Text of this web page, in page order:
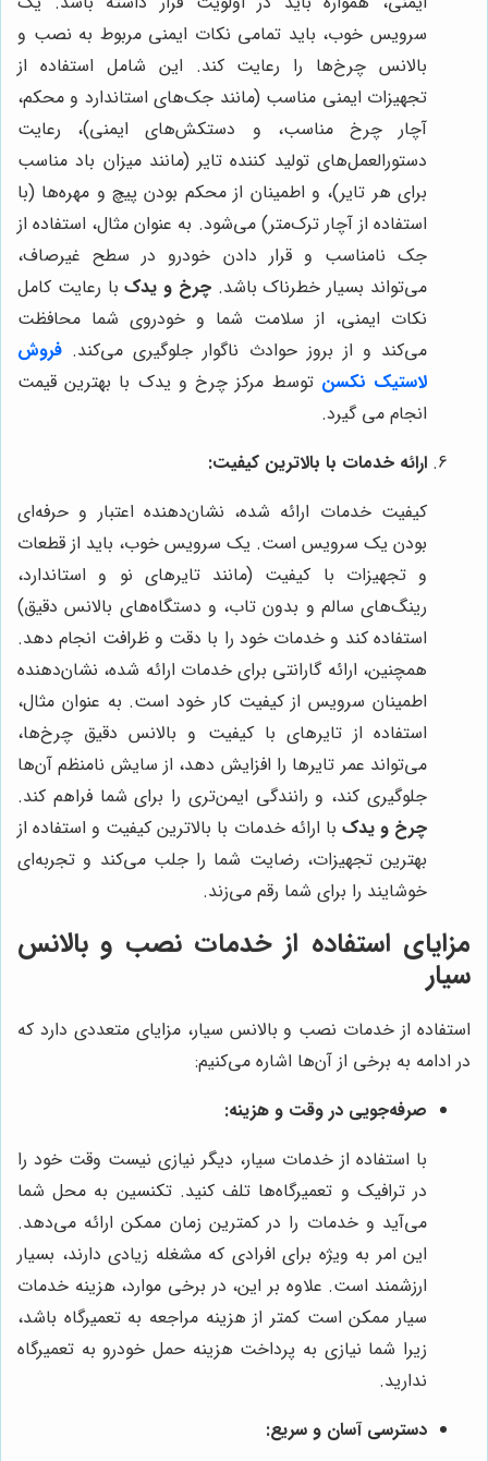
سرویس خوب، باید تمامی نکات ایمنی مربوط به نصب و
بالانس چرخ‌ها را رعایت کند. این شامل استفاده از
تجهیزات ایمنی مناسب (مانند جک‌های استاندارد و محکم،
آچار چرخ مناسب، و دستکش‌های ایمنی)، رعایت
دستورالعمل‌های تولید کننده تایر (مانند میزان باد مناسب
برای هر تایر)، و اطمینان از محکم بودن پیچ و مهره‌ها (با
استفاده از آچار ترک‌متر) می‌شود. به عنوان مثال، استفاده از
جک نامناسب و قرار دادن خودرو در سطح غیرصاف،
می‌تواند بسیار خطرناک باشد.چرخ و یدکبا رعایت کامل
نکات ایمنی، از سلامت شما و خودروی شما محافظت
می‌کند و از بروز حوادث ناگوار جلوگیری می‌کند. فروش
لاستیک نکسن توسط مرکز چرخ و یدک با بهترین قیمت
انجام می گیرد.
ارائه خدمات با بالاترین کیفیت:
کیفیت خدمات ارائه شده، نشان‌دهنده اعتبار و حرفه‌ای
بودن یک سرویس است. یک سرویس خوب، باید از قطعات
و تجهیزات با کیفیت (مانند تایرهای نو و استاندارد،
رینگ‌های سالم و بدون تاب، و دستگاه‌های بالانس دقیق)
استفاده کند و خدمات خود را با دقت و ظرافت انجام دهد.
همچنین، ارائه گارانتی برای خدمات ارائه شده، نشان‌دهنده
اطمینان سرویس از کیفیت کار خود است. به عنوان مثال،
استفاده از تایرهای با کیفیت و بالانس دقیق چرخ‌ها،
می‌تواند عمر تایرها را افزایش دهد، از سایش نامنظم آن‌ها
جلوگیری کند، و رانندگی ایمن‌تری را برای شما فراهم کند.
چرخ و یدک با ارائه خدمات با بالاترین کیفیت و استفاده از
بهترین تجهیزات، رضایت شما را جلب می‌کند و تجربه‌ای
خوشایند را برای شما رقم می‌زند.
مزایای استفاده از خدمات نصب و بالانس
سیار
استفاده از خدمات نصب و بالانس سیار، مزایای متعددی دارد که
در ادامه به برخی از آن‌ها اشاره می‌کنیم:
صرفه‌جویی در وقت و هزینه:
با استفاده از خدمات سیار، دیگر نیازی نیست وقت خود را
در ترافیک و تعمیرگاه‌ها تلف کنید. تکنسین به محل شما
می‌آید و خدمات را در کمترین زمان ممکن ارائه می‌دهد.
این امر به ویژه برای افرادی که مشغله زیادی دارند، بسیار
ارزشمند است. علاوه بر این، در برخی موارد، هزینه خدمات
سیار ممکن است کمتر از هزینه مراجعه به تعمیرگاه باشد،
زیرا شما نیازی به پرداخت هزینه حمل خودرو به تعمیرگاه
ندارید.
دسترسی آسان و سریع: